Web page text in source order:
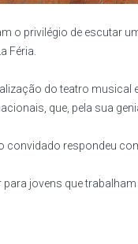
o privilégio de escutar
Féria.
do teatro
que, pela sua
convidado respondeu
jovens que